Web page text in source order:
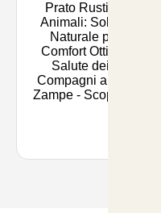
Prato Rustico per
Animali: Soluzione
Naturale per un
Comfort Ottimale e
Salute dei Tuoi
Compagni a Quattro
Zampe - Scopri su Art